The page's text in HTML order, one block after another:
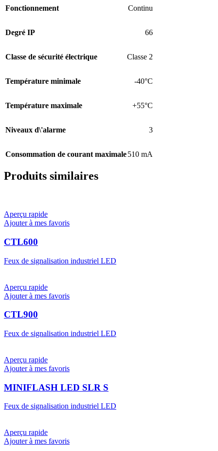
Fonctionnement Continu
Degré IP 66
Classe de sécurité électrique Classe 2
Température minimale -40°C
Température maximale +55°C
Niveaux d\'alarme 3
Consommation de courant maximale510 mA
Produits similaires
Aperçu rapide
Ajouter à mes favoris
CTL600
Feux de signalisation industriel LED
Aperçu rapide
Ajouter à mes favoris
CTL900
Feux de signalisation industriel LED
Aperçu rapide
Ajouter à mes favoris
MINIFLASH LED SLR S
Feux de signalisation industriel LED
Aperçu rapide
Ajouter à mes favoris